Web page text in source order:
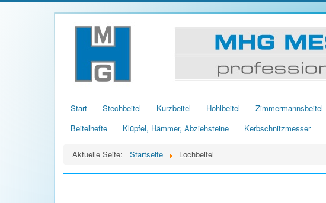
Start Stechbeitel Kurzbeitel Hohlbeitel Zimmermannsbeitel
Beitelhefte
Klüpfel, Hämmer, Abziehsteine Kerbschnitzmesser
Aktuelle Seite: Startseite Lochbeitel